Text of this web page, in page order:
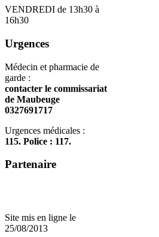
VENDREDI de 13h30 à
16h30
Urgences
Médecin et pharmacie de
garde :
contacter le commissariat
de Maubeuge
0327691717
Urgences médicales :
115. Police : 117.
Partenaire
Site mis en ligne le
25/08/2013